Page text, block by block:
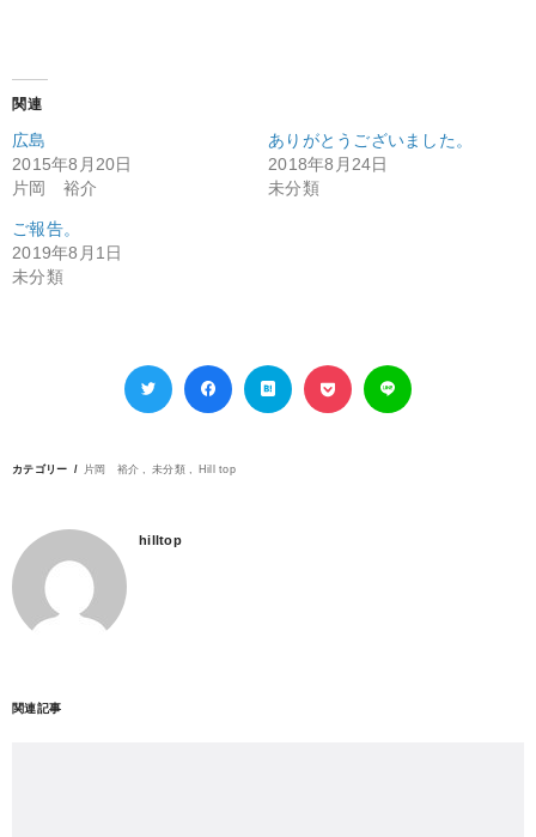
関連
広島
2015年8月20日
片岡 裕介
ありがとうございました。
2018年8月24日
未分類
ご報告。
2019年8月1日
未分類
カテゴリー 片岡 裕介 未分類 Hill top
hilltop
関連記事